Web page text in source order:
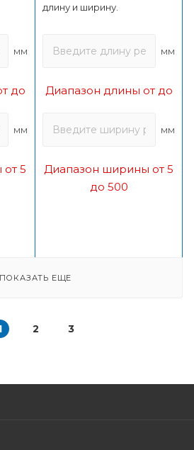
мм
до
мм
5
длину и ширину.
мм
Диапазон длины от до
мм
Диапазон ширины от 5
до 500
ПОКАЗАТЬ ЕЩЕ
2 3